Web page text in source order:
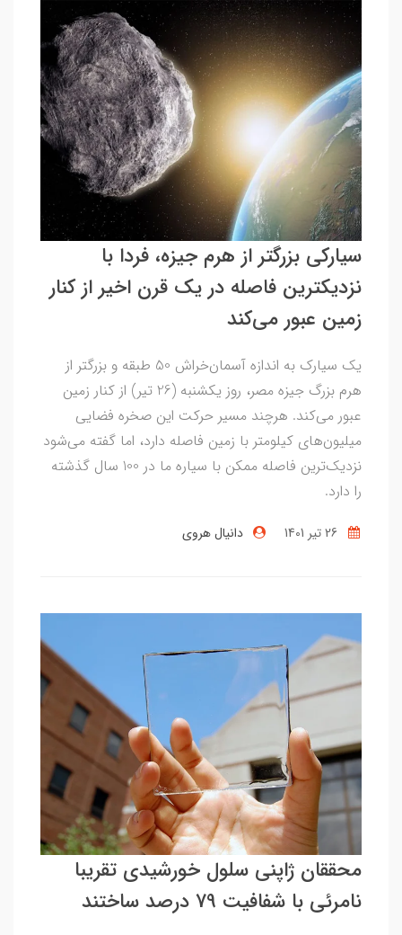
سیارکی بزرگتر از هرم جیزه، فردا با
نزدیکترین فاصله در یک قرن اخیر از کنار
زمین عبور می‌کند
یک سیارک به اندازه آسمان‌خراش 50 طبقه و بزرگتر از
هرم بزرگ جیزه مصر، روز یکشنبه (26 تیر) از کنار زمین
عبور می‌کند. هرچند مسیر حرکت این صخره فضایی
میلیون‌های کیلومتر با زمین فاصله دارد، اما گفته می‌شود
نزدیک‌ترین فاصله ممکن با سیاره ما در 100 سال گذشته
را دارد.
دانیال هروی
محققان ژاپنی سلول خورشیدی تقریبا
نامرئی با شفافیت 79 درصد ساختند